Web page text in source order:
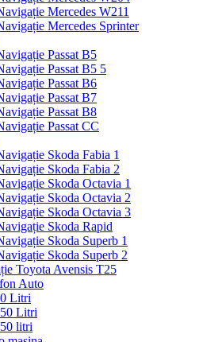
Mercedes W211
Mercedes Sprinter
Passat B5
Passat B5 5
Passat B6
Passat B7
Passat B8
Passat CC
Skoda Fabia 1
Skoda Fabia 2
Skoda Octavia 1
Skoda Octavia 2
Skoda Octavia 3
Skoda Rapid
Skoda Superb 1
Skoda Superb 2
Toyota Avensis T25
Auto
Litri
Litri
litri